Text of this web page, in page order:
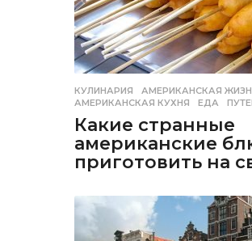
КУЛИНАРИЯ АМЕРИКАНСКАЯ
АМЕРИКАНСКАЯ КУХНЯ
,ЕДА ,
Какие странные
американские
приготовить на